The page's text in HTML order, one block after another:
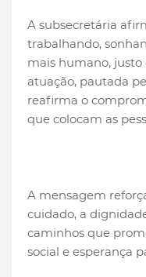
A subsecretária
trabalhando,
mais humano,
atuação, pautada
reafirma o
que colocam as
A mensagem
cuidado, a
caminhos que
social e esperança